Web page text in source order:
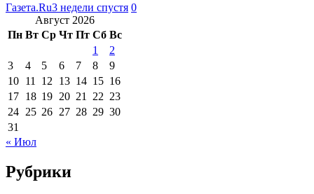
Газета.Ru3 недели спустя 0
Август 2026
Пн Вт Ср Чт Пт Сб Вс
1
2
3
4 5 6 7 8
9
10 11 12 13 14 15 16
17 18 19 20 21 22 23
24 25 26 27 28 29 30
31
« Июл
Рубрики